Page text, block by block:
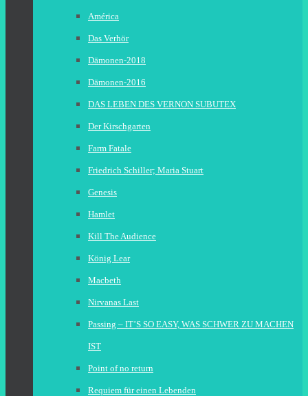
América
Das Verhör
Dämonen-2018
Dämonen-2016
DAS LEBEN DES VERNON SUBUTEX
Der Kirschgarten
Farm Fatale
Friedrich Schiller; Maria Stuart
Genesis
Hamlet
Kill The Audience
König Lear
Macbeth
Nirvanas Last
Passing – IT’S SO EASY, WAS SCHWER ZU MACHEN
IST
Point of no return
Requiem für einen Lebenden